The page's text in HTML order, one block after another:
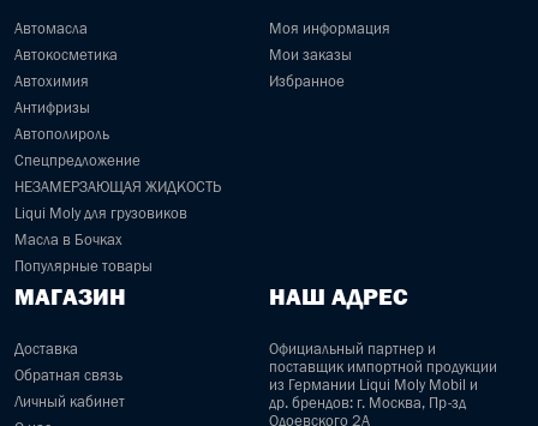
Автомасла
Автокосметика
Автохимия
Антифризы
Автополироль
Спецпредложение
НЕЗАМЕРЗАЮЩАЯ ЖИДКОСТЬ
Liqui Moly для грузовиков
Масла в Бочках
Популярные товары
Моя информация
Мои заказы
Избранное
МАГАЗИН
Доставка
Обратная связь
Личный кабинет
НАШ АДРЕС
Официальный партнер и
поставщик импортной продукции
из Германии Liqui Moly Mobil и
др. брендов: г. Москва, Пр-зд
Одоевского 2А